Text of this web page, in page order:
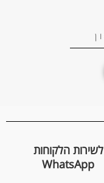
לשירות הלקוחות
WhatsApp